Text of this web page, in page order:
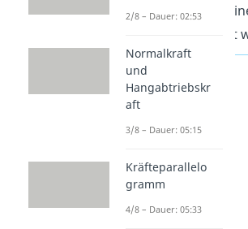
Festkörper auf
Körper ausgeübt
2/8 – Dauer: 02:53
Normalkraft
und
Hangabtriebskr
aft
3/8 – Dauer: 05:15
Kräfteparallelo
gramm
4/8 – Dauer: 05:33